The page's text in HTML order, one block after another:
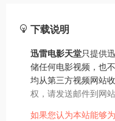
下载说明
迅雷电影天堂只提供
储任何电影视频，也
均从第三方视频网站
权，请发送邮件到网
如果您认为本站能够